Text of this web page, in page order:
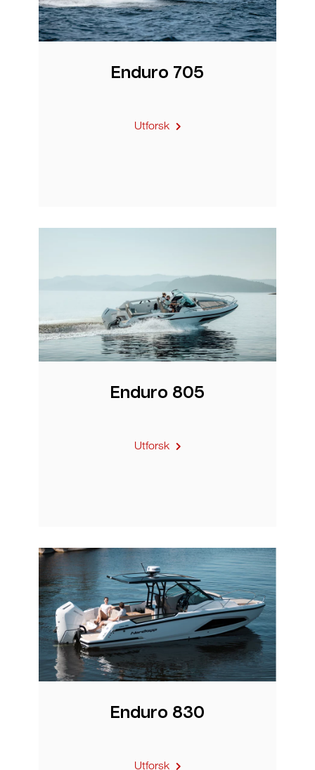
Enduro 705
Utforsk
Enduro 805
Utforsk
Enduro 830
Utforsk